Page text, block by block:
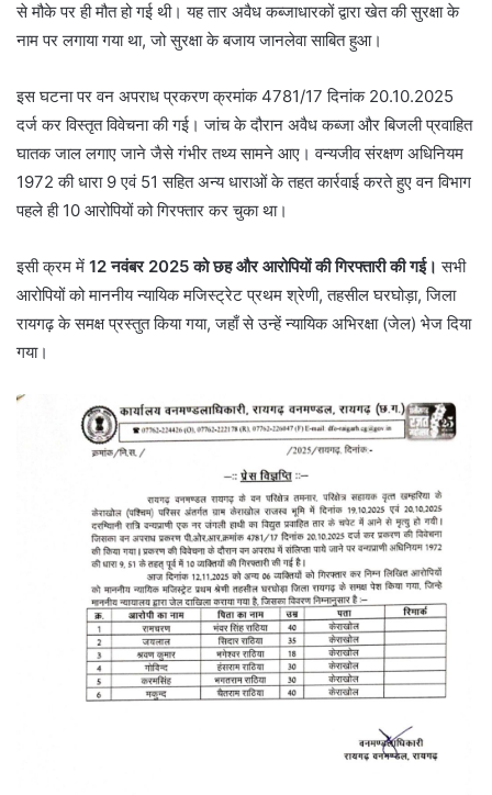
से मौके पर ही मौत हो गई थी। यह तार अवैध कब्जाधारकों द्वारा खेत की सुरक्षा के
नाम पर लगाया गया था, जो सुरक्षा के बजाय जानलेवा साबित हुआ।
इस घटना पर वन अपराध प्रकरण क्रमांक 4781/17 दिनांक 20.10.2025
दर्ज कर विस्तृत विवेचना की गई। जांच के दौरान अवैध कब्जा और बिजली प्रवाहित
घातक जाल लगाए जाने जैसे गंभीर तथ्य सामने आए। वन्यजीव संरक्षण अधिनियम
1972 की धारा 9 एवं 51 सहित अन्य धाराओं के तहत कार्रवाई करते हुए वन विभाग
पहले ही 10 आरोपियों को गिरफ्तार कर चुका था।
इसी क्रम में 12 नवंबर 2025 को छह और आरोपियों की गिरफ्तारी की गई। सभी
आरोपियों को माननीय न्यायिक मजिस्ट्रेट प्रथम श्रेणी, तहसील घरघोड़ा, जिला
रायगढ़ के समक्ष प्रस्तुत किया गया, जहाँ से उन्हें न्यायिक अभिरक्षा (जेल) भेज दिया
गया।